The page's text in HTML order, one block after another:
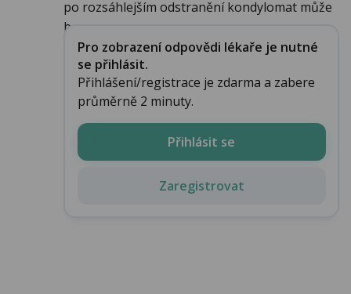
po rozsáhlejším odstranění kondylomat může
b...
Pro zobrazení odpovědi lékaře je nutné
se přihlásit.
Přihlášení/registrace je zdarma a zabere
průměrně 2 minuty.
Přihlásit se
Zaregistrovat